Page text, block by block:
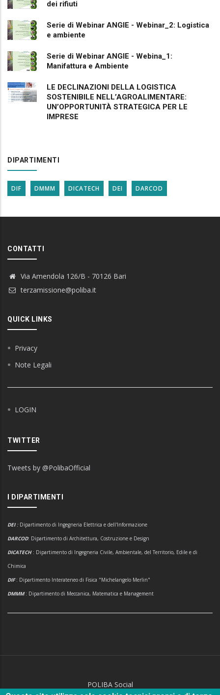
dei rifiuti
Serie di Webinar ANGIE - Webinar_2: Logistica
e ambiente
Serie di Webinar ANGIE - Webina_1:
Manifattura e Ambiente
LE DECLINAZIONI DELLA LOGISTICA
SOSTENIBILE NELL’AGROALIMENTARE:
UN’OPPORTUNITÀ STRATEGICA PER LE
IMPRESE
DIPARTIMENTI
DIF DMMM DICATECH DEI DARCOD
CONTATTI
Via Amendola 126/B - 70126 Bari
terzamissione@poliba.it
QUICK LINKS
Privacy
Note Legali
LOGIN
TWITTER
Tweets by @PolibaOfficial
I DIPARTIMENTI
DEI : Dipartimento di Ingegneria Elettrica e dell'Informazione
DARCOD: Dipartimento di Architettura, Costruzione e Design
DICATECH : Dipartimento di Ingegneria Civile, Ambientale, del Territorio, Edile e di
Chimica
DIF: Dipartimento Interateneo di Fisica "Michelangelo Merlin"
DMMM: Dipartimento di Meccanica, Matematica e Management
POLIBA Social